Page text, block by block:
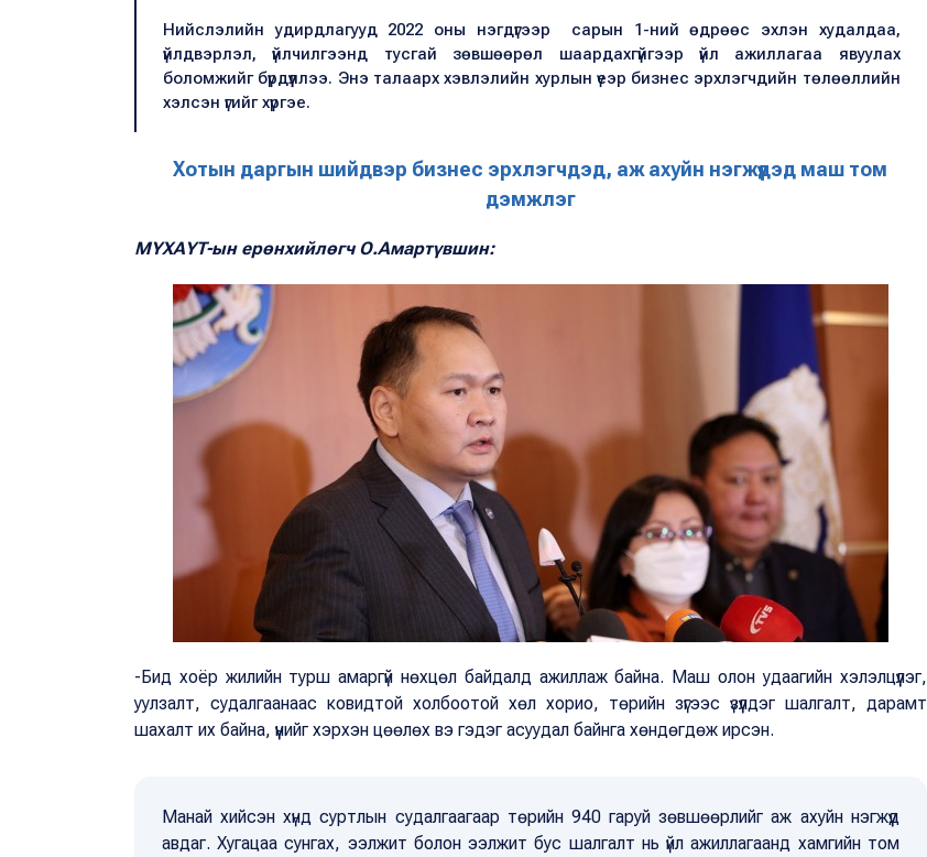
Нийслэлийн удирдлагууд 2022 оны нэгдүгээр сарын 1-ний өдрөөс эхлэн худалдаа,
үйлдвэрлэл, үйлчилгээнд тусгай зөвшөөрөл шаардахгүйгээр үйл ажиллагаа явуулах
боломжийг бүрдүүллээ. Энэ талаарх хэвлэлийн хурлын үеэр бизнес эрхлэгчдийн төлөөллийн
хэлсэн үгийг хүргэе.
Хотын даргын шийдвэр бизнес эрхлэгчдэд, аж ахуйн нэгжүүдэд маш том
дэмжлэг
МҮХАҮТ-ын ерөнхийлөгч О.Амартүвшин:
-Бид хоёр жилийн турш амаргүй нөхцөл байдалд ажиллаж байна. Маш олон удаагийн хэлэлцүүлэг,
уулзалт, судалгаанаас ковидтой холбоотой хөл хорио, төрийн зүгээс үзүүлдэг шалгалт, дарамт
шахалт их байна, үүнийг хэрхэн цөөлөх вэ гэдэг асуудал байнга хөндөгдөж ирсэн.
Манай хийсэн хүнд суртлын судалгаагаар төрийн 940 гаруй зөвшөөрлийг аж ахуйн нэгжүүд
авдаг. Хугацаа сунгах, ээлжит болон ээлжит бус шалгалт нь үйл ажиллагаанд хамгийн том